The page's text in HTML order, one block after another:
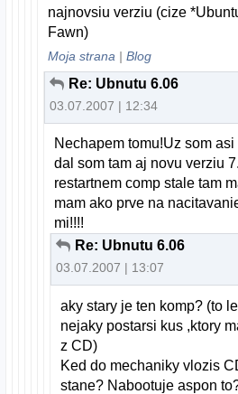
najnovsiu verziu (cize
Fawn)
Moja strana |Blog
Re: Ubnutu 6.06
03.07.2007 | 12:34
Nechapem tomu!Uz som
dal som tam aj novu verziu
restartnem comp stale tam
mam ako prve na
mi!!!!
Re: Ubnutu 6.06
03.07.2007 | 13:07
aky stary je ten komp? (to
nejaky postarsi kus ,ktory
z CD)
Ked do mechaniky vlozis
stane? Nabootuje aspon